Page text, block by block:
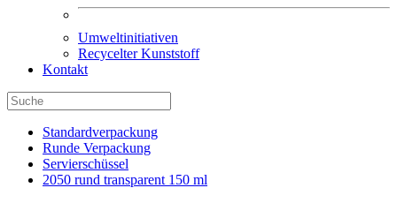
Umweltinitiativen
Recycelter Kunststoff
Kontakt
Standardverpackung
Runde Verpackung
Servierschüssel
2050 rund transparent 150 ml